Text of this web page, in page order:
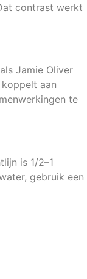
contrast werkt
Jamie Oliver
aan
te
is 1/2–1
gebruik een